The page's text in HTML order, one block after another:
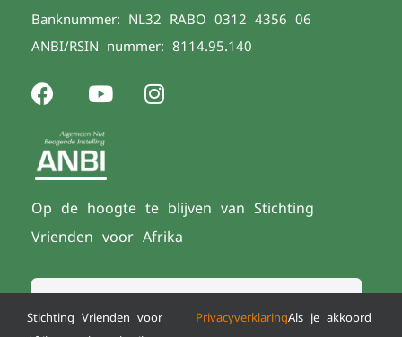
Banknummer: NL32 RABO 0312 4356 06
ANBI/RSIN nummer: 8114.95.140
Op de hoogte te blijven van Stichting
Vrienden voor Afrika
Stichting Vrienden voor
PrivacyverklaringAls je akkoord